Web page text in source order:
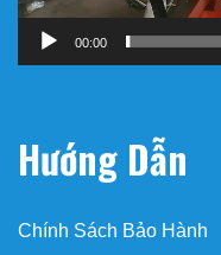
00:00
Hướng Dẫn
Chính Sách Bảo Hành